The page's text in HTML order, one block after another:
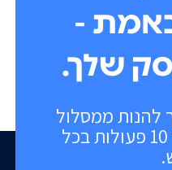
להנות ממסלול
פטור מתשלום, עד 10 פעולות בכל
-
שלך.